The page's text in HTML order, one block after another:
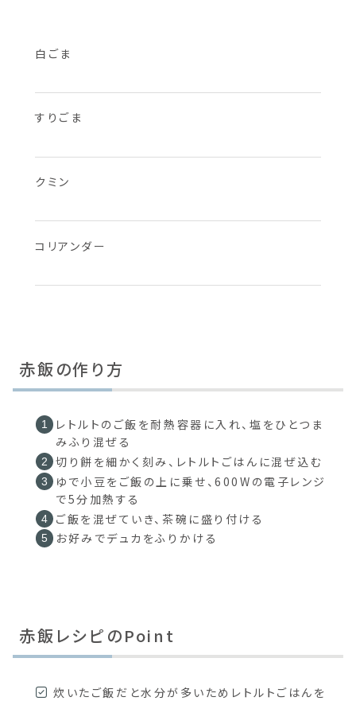
白ごま
すりごま
クミン
コリアンダー
赤飯の作り方
レトルトのご飯を耐熱容器に入れ、塩をひとつま
みふり混ぜる
切り餅を細かく刻み、レトルトごはんに混ぜ込む
ゆで小豆をご飯の上に乗せ、600Wの電子レンジ
で5分加熱する
ご飯を混ぜていき、茶碗に盛り付ける
お好みでデュカをふりかける
赤飯レシピのPoint
炊いたご飯だと水分が多いためレトルトごはんを